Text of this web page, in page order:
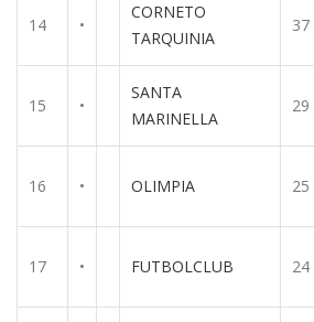
14 •
CORNETO
TARQUINIA
37
15 •
SANTA
MARINELLA
29
16 • OLIMPIA 25
17 • FUTBOLCLUB 24